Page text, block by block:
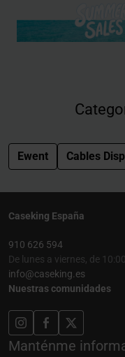
Ewent Cables
Caseking España
910 626 594
De lunes a viernes, de
info@caseking.es
Nuestras comunidades
Manténme